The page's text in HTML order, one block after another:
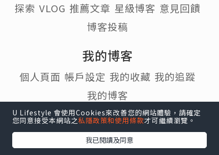
探索 VLOG 推薦文章 星級博客 意見回饋
博客投稿
我的博客
個人頁面 帳戶設定 我的收藏 我的追蹤
我的博客
熱門話題
#寵物 #行山 #打卡 #食譜 #Cafe
U Lifestyle 會使用Cookies來改善您的網站體驗，請確定
您同意接受本網站之私隱政策和使用條款才可繼續瀏覽。
我已閱讀及同意